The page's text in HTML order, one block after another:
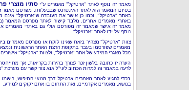
מאמר זה נוסף לאתר "ארטיקל" מאמרים ע"י סתיו מוצרי
בסיום המאמר הוא לאתר האינטרנט שבבעלותו, מפרסם מאמר
באתר "ארטיקל", וכמו כן אישר את העובדה ש"ארטיקל" אינם
באתרי מאמרים אחרים, מלבד קישור לאתר מפרסם המאמר
מאמר זה אישר שמאמר זה מפורסם אולי גם באתרי מאמרים
נוסף על ידו לאתר "ארטיקל".
צוות "ארטיקל" מצהיר בזאת שאינו לוקח או מפרסם מאמרים
מאמרים שפורסמו בעבר בתקופת הרצת האתר הראשונית
מכל מאגרי המידע של אתר "ארטיקל", ולצוות "ארטיקל"
הערה זו כתובה בלשון זכר לצורך בהירות בקריאות, אך
לרעה במאמר זה למרות הכתוב לעי"ל אנא צור קשר עם מערכת "ארטיקל"
בכדי להגיע לאתר מאמרים ארטיקל דרך מנועי החיפוש,
בנושא, מאמרים אקדמיים, ואת התחום בו אתם זקוקים למידע.